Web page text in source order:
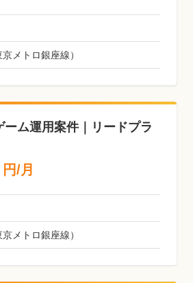
メトロ銀座線）
ーム運用案件｜リードプラ
円/月
メトロ銀座線）